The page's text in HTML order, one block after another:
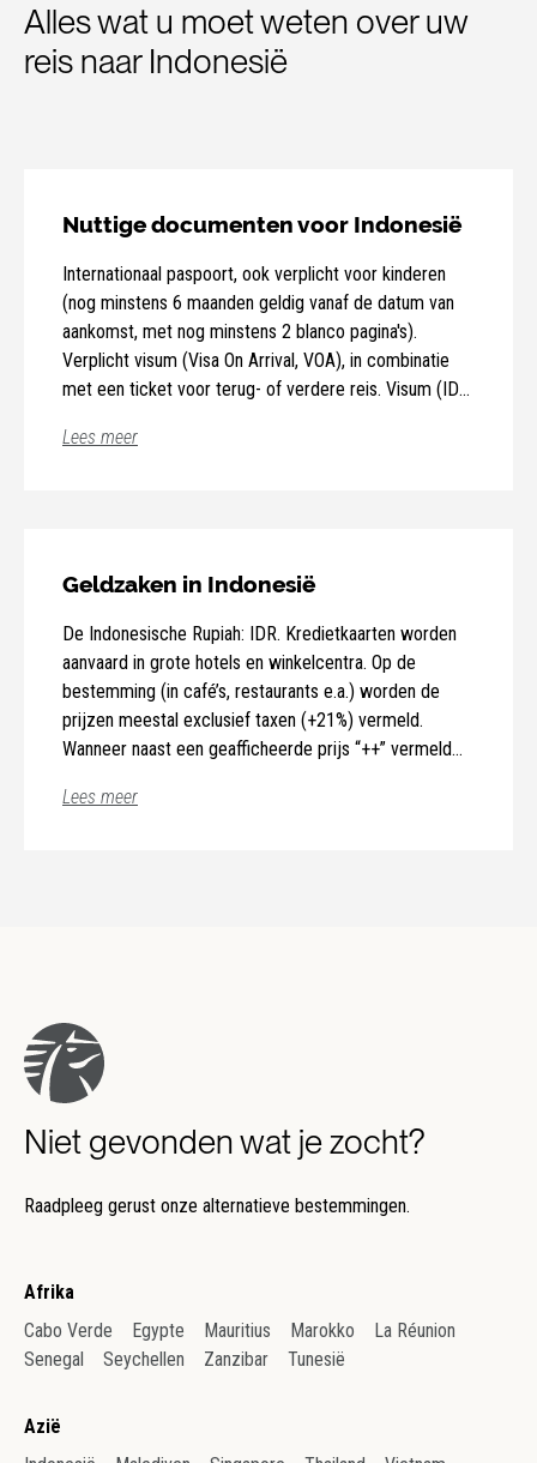
Alles wat u moet weten over uw
reis naar Indonesië
Nuttige documenten voor Indonesië
Internationaal paspoort, ook verplicht voor kinderen
(nog minstens 6 maanden geldig vanaf de datum van
aankomst, met nog minstens 2 blanco pagina's).
Verplicht visum (Visa On Arrival, VOA), in combinatie
met een ticket voor terug- of verdere reis. Visum (IDR
aankomst of vooraf online (eVOA) aan te vragen:
Lees meer
Geldzaken in Indonesië
De Indonesische Rupiah: IDR. Kredietkaarten worden
aanvaard in grote hotels en winkelcentra. Op de
bestemming (in café’s, restaurants e.a.) worden de
prijzen meestal exclusief taxen (+21%) vermeld.
Wanneer naast een geafficheerde prijs “++” vermeld
taxen nog moet bijrekenen: +10% en + 11%.
Lees meer
Niet gevonden wat je zocht?
Raadpleeg gerust onze alternatieve bestemmingen.
Afrika
Cabo Verde
Egypte Mauritius Marokko
La Réunion
Senegal
Seychellen Zanzibar Tunesië
Azië